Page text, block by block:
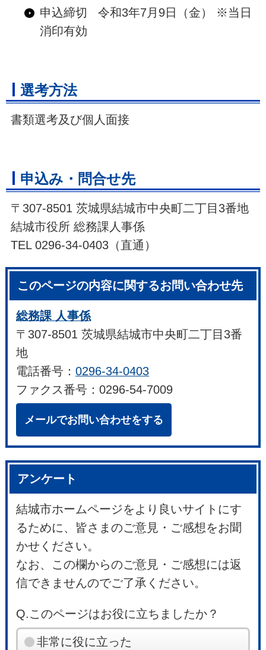
申込締切 令和3年7月9日（金） ※当日
消印有効
選考方法
書類選考及び個人面接
申込み・問合せ先
〒307-8501 茨城県結城市中央町二丁目3番地
結城市役所 総務課人事係
TEL 0296-34-0403（直通）
このページの内容に関するお問い合わせ先
総務課 人事係
〒307-8501 茨城県結城市中央町二丁目3番
地
電話番号：0296-34-0403
ファクス番号：0296-54-7009
メールでお問い合わせをする
アンケート
結城市ホームページをより良いサイトにす
るために、皆さまのご意見・ご感想をお聞
かせください。
なお、この欄からのご意見・ご感想には返
信できませんのでご了承ください。
Q.このページはお役に立ちましたか？
非常に役に立った